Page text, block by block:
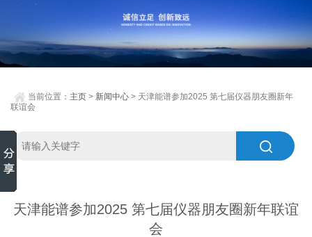
当前位置： 主页 > 新闻中心 > 天津能谱参加2025 第七届仪器朋友圈新年
联谊会
天津能谱参加2025 第七届仪器朋友圈新年联谊
会